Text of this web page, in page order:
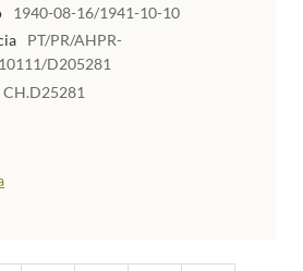
1940-08-16/1941-10-10
PT/PR/AHPR-
D205281
CH.D25281